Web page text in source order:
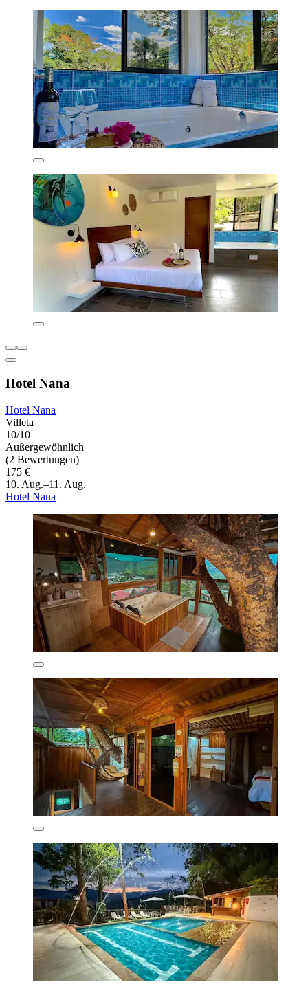
Hotel Nana
Hotel Nana
Villeta
10/10
Außergewöhnlich
(2 Bewertungen)
175 €
10. Aug.–11. Aug.
Hotel Nana